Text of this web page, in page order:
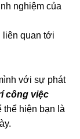
nghiệm của
liên quan tới
với sự phát
công việc
thể hiện bạn là